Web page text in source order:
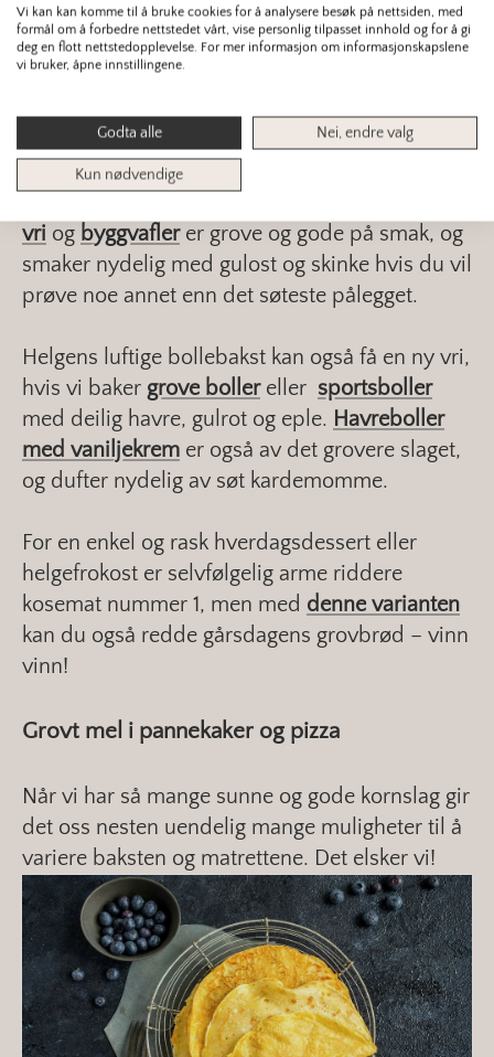
Havrevafler med nordnorsk vri.
Vi foreslår å gjøre kjøkkenets aller søteste
avdeling litt grovere. Ta for eksempel vaflene.
vri og byggvaflerer grove og gode på smak, og
smaker nydelig med gulost og skinke hvis du vil
prøve noe annet enn det søteste pålegget.
Helgens luftige bollebakst kan også få en ny vri,
hvis vi baker grove bollereller sportsboller
med deilig havre, gulrot og eple. Havreboller
med vaniljekrem er også av det grovere slaget,
og dufter nydelig av søt kardemomme.
For en enkel og rask hverdagsdessert eller
helgefrokost er selvfølgelig arme riddere
kosemat nummer 1, men med denne varianten
kan du også redde gårsdagens grovbrød – vinn
vinn!
Grovt mel i pannekaker og pizza
Når vi har så mange sunne og gode kornslag gir
det oss nesten uendelig mange muligheter til å
variere baksten og matrettene. Det elsker vi!
Vi kan kan komme til å bruke cookies for å analysere besøk på nettsiden, med
formål om å forbedre nettstedet vårt, vise personlig tilpasset innhold og for å gi
deg en flott nettstedopplevelse. For mer informasjon om informasjonskapslene
vi bruker, åpne innstillingene.
Godta alle Nei, endre valg
Kun nødvendige